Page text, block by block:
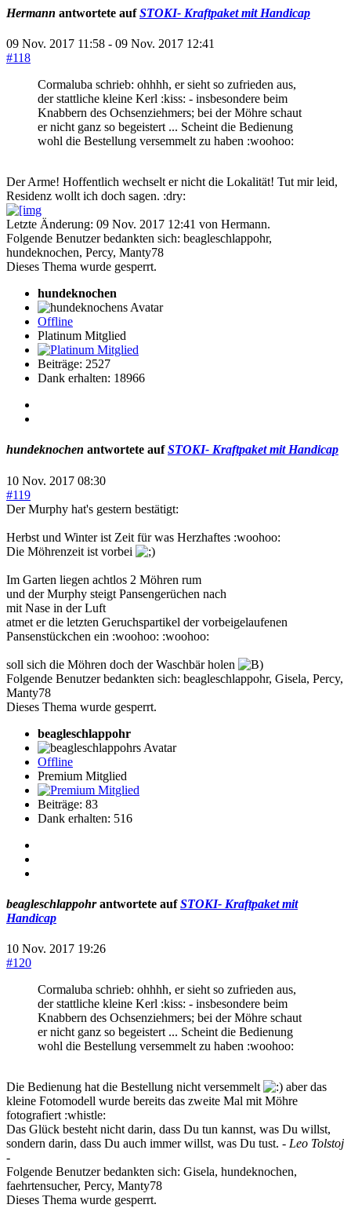
Hermann antwortete aufSTOKI- Kraftpaket mit Handicap
09 Nov. 2017 11:58 - 09 Nov. 2017 12:41
#118
Cormaluba schrieb: ohhhh, er sieht so zufrieden aus,
der stattliche kleine Kerl :kiss: - insbesondere beim
Knabbern des Ochsenziehmers; bei der Möhre schaut
er nicht ganz so begeistert ... Scheint die Bedienung
wohl die Bestellung versemmelt zu haben :woohoo:
Der Arme! Hoffentlich wechselt er nicht die Lokalität! Tut mir leid,
Residenz wollt ich doch sagen. :dry:
Letzte Änderung: 09 Nov. 2017 12:41 von Hermann.
Folgende Benutzer bedankten sich: beagleschlappohr,
hundeknochen, Percy, Manty78
Dieses Thema wurde gesperrt.
hundeknochen
Offline
Platinum Mitglied
Beiträge: 2527
Dank erhalten: 18966
hundeknochen antwortete aufSTOKI- Kraftpaket mit Handicap
10 Nov. 2017 08:30
#119
Der Murphy hat's gestern bestätigt:
Herbst und Winter ist Zeit für was Herzhaftes :woohoo:
Die Möhrenzeit ist vorbei
Im Garten liegen achtlos 2 Möhren rum
und der Murphy steigt Pansengerüchen nach
mit Nase in der Luft
atmet er die letzten Geruchspartikel der vorbeigelaufenen
Pansenstückchen ein :woohoo: :woohoo:
soll sich die Möhren doch der Waschbär holen
Folgende Benutzer bedankten sich: beagleschlappohr, Gisela, Percy,
Manty78
Dieses Thema wurde gesperrt.
beagleschlappohr
Offline
Premium Mitglied
Beiträge: 83
Dank erhalten: 516
beagleschlappohrantwortete aufSTOKI- Kraftpaket mit
Handicap
10 Nov. 2017 19:26
#120
Cormaluba schrieb: ohhhh, er sieht so zufrieden aus,
der stattliche kleine Kerl :kiss: - insbesondere beim
Knabbern des Ochsenziehmers; bei der Möhre schaut
er nicht ganz so begeistert ... Scheint die Bedienung
wohl die Bestellung versemmelt zu haben :woohoo:
Die Bedienung hat die Bestellung nicht versemmelt
aber das
kleine Fotomodell wurde bereits das zweite Mal mit Möhre
fotografiert :whistle:
Das Glück besteht nicht darin, dass Du tun kannst, was Du willst,
sondern darin, dass Du auch immer willst, was Du tust. - Leo Tolstoj
-
Folgende Benutzer bedankten sich: Gisela, hundeknochen,
faehrtensucher, Percy, Manty78
Dieses Thema wurde gesperrt.